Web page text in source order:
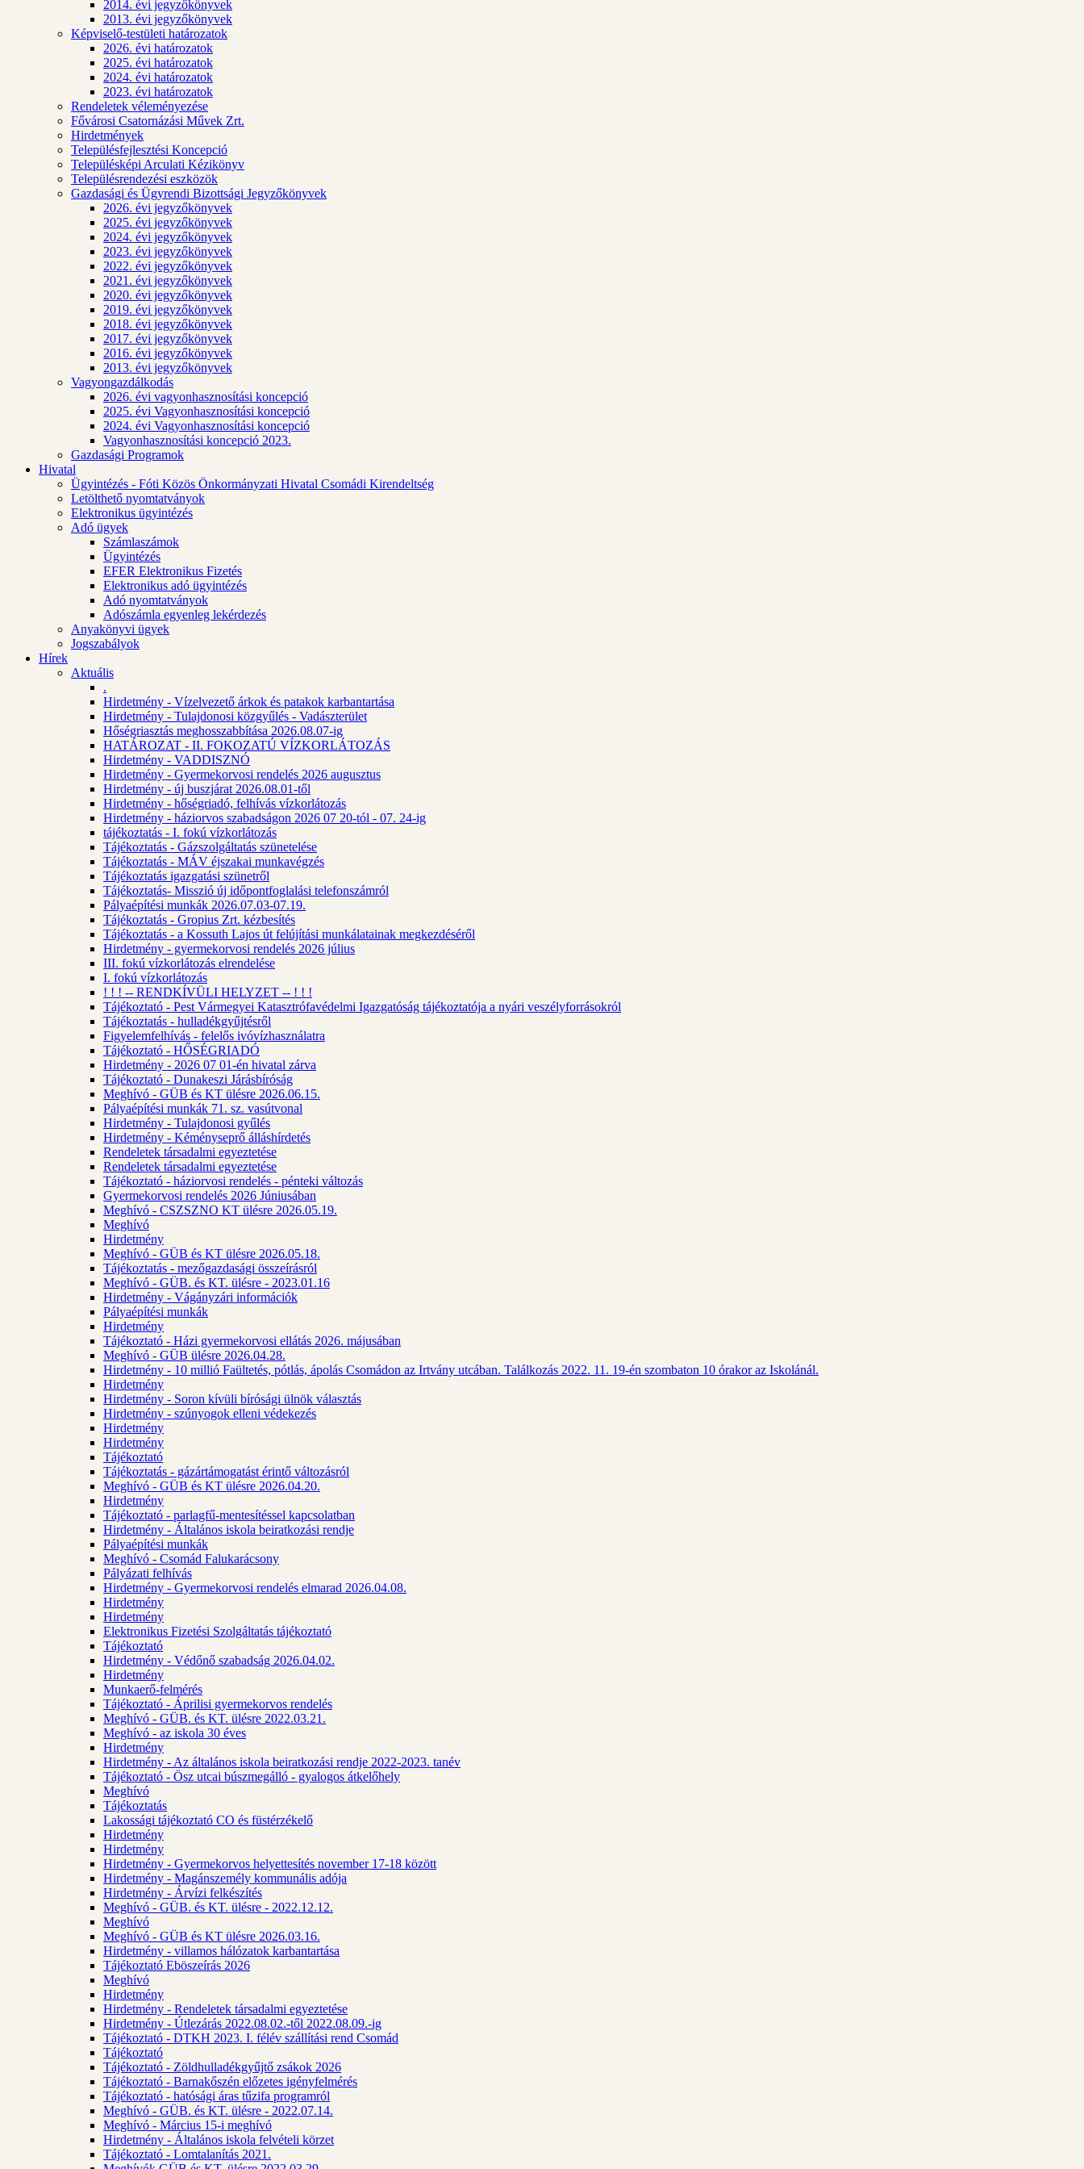
2014. évi jegyzőkönyvek
2013. évi jegyzőkönyvek
Képviselő-testületi határozatok
2026. évi határozatok
2025. évi határozatok
2024. évi határozatok
2023. évi határozatok
Rendeletek véleményezése
Fővárosi Csatornázási Művek Zrt.
Hirdetmények
Településfejlesztési Koncepció
Településképi Arculati Kézikönyv
Településrendezési eszközök
Gazdasági és Ügyrendi Bizottsági Jegyzőkönyvek
2026. évi jegyzőkönyvek
2025. évi jegyzőkönyvek
2024. évi jegyzőkönyvek
2023. évi jegyzőkönyvek
2022. évi jegyzőkönyvek
2021. évi jegyzőkönyvek
2020. évi jegyzőkönyvek
2019. évi jegyzőkönyvek
2018. évi jegyzőkönyvek
2017. évi jegyzőkönyvek
2016. évi jegyzőkönyvek
2013. évi jegyzőkönyvek
Vagyongazdálkodás
2026. évi vagyonhasznosítási koncepció
2025. évi Vagyonhasznosítási koncepció
2024. évi Vagyonhasznosítási koncepció
Vagyonhasznosítási koncepció 2023.
Gazdasági Programok
Hivatal
Ügyintézés - Fóti Közös Önkormányzati Hivatal Csomádi Kirendeltség
Letölthető nyomtatványok
Elektronikus ügyintézés
Adó ügyek
Számlaszámok
Ügyintézés
EFER Elektronikus Fizetés
Elektronikus adó ügyintézés
Adó nyomtatványok
Adószámla egyenleg lekérdezés
Anyakönyvi ügyek
Jogszabályok
Hírek
Aktuális
.
Hirdetmény - Vízelvezető árkok és patakok karbantartása
Hirdetmény - Tulajdonosi közgyűlés - Vadászterület
Hőségriasztás meghosszabbítása 2026.08.07-ig
HATÁROZAT - II. FOKOZATÚ VÍZKORLÁTOZÁS
Hirdetmény - VADDISZNÓ
Hirdetmény - Gyermekorvosi rendelés 2026 augusztus
Hirdetmény - új buszjárat 2026.08.01-től
Hirdetmény - hőségriadó, felhívás vízkorlátozás
Hirdetmény - háziorvos szabadságon 2026 07 20-tól - 07. 24-ig
tájékoztatás - I. fokú vízkorlátozás
Tájékoztatás - Gázszolgáltatás szünetelése
Tájékoztatás - MÁV éjszakai munkavégzés
Tájékoztatás igazgatási szünetről
Tájékoztatás- Misszió új időpontfoglalási telefonszámról
Pályaépítési munkák 2026.07.03-07.19.
Tájékoztatás - Gropius Zrt. kézbesítés
Tájékoztatás - a Kossuth Lajos út felújítási munkálatainak megkezdéséről
Hirdetmény - gyermekorvosi rendelés 2026 július
III. fokú vízkorlátozás elrendelése
I. fokú vízkorlátozás
! ! ! -- RENDKÍVÜLI HELYZET -- ! ! !
Tájékoztató - Pest Vármegyei Katasztrófavédelmi Igazgatóság tájékoztatója a nyári veszélyforrásokról
Tájékoztatás - hulladékgyűjtésről
Figyelemfelhívás - felelős ivóvízhasználatra
Tájékoztató - HŐSÉGRIADÓ
Hirdetmény - 2026 07 01-én hivatal zárva
Tájékoztató - Dunakeszi Járásbíróság
Meghívó - GÜB és KT ülésre 2026.06.15.
Pályaépítési munkák 71. sz. vasútvonal
Hirdetmény - Tulajdonosi gyűlés
Hirdetmény - Kéményseprő álláshírdetés
Rendeletek társadalmi egyeztetése
Rendeletek társadalmi egyeztetése
Tájékoztató - háziorvosi rendelés - pénteki változás
Gyermekorvosi rendelés 2026 Júniusában
Meghívó - CSZSZNO KT ülésre 2026.05.19.
Meghívó
Hirdetmény
Meghívó - GÜB és KT ülésre 2026.05.18.
Tájékoztatás - mezőgazdasági összeírásról
Meghívó - GÜB. és KT. ülésre - 2023.01.16
Hirdetmény - Vágányzári információk
Pályaépítési munkák
Hirdetmény
Tájékoztató - Házi gyermekorvosi ellátás 2026. májusában
Meghívó - GÜB ülésre 2026.04.28.
Hirdetmény - 10 millió Faültetés, pótlás, ápolás Csomádon az Irtvány utcában. Találkozás 2022. 11. 19-én szombaton 10 órakor az Iskolánál.
Hirdetmény
Hirdetmény - Soron kívüli bírósági ülnök választás
Hirdetmény - szúnyogok elleni védekezés
Hirdetmény
Hirdetmény
Tájékoztató
Tájékoztatás - gázártámogatást érintő változásról
Meghívó - GÜB és KT ülésre 2026.04.20.
Hirdetmény
Tájékoztató - parlagfű-mentesítéssel kapcsolatban
Hirdetmény - Általános iskola beiratkozási rendje
Pályaépítési munkák
Meghívó - Csomád Falukarácsony
Pályázati felhívás
Hirdetmény - Gyermekorvosi rendelés elmarad 2026.04.08.
Hirdetmény
Hirdetmény
Elektronikus Fizetési Szolgáltatás tájékoztató
Tájékoztató
Hirdetmény - Védőnő szabadság 2026.04.02.
Hirdetmény
Munkaerő-felmérés
Tájékoztató - Áprilisi gyermekorvos rendelés
Meghívó - GÜB. és KT. ülésre 2022.03.21.
Meghívó - az iskola 30 éves
Hirdetmény
Hirdetmény - Az általános iskola beiratkozási rendje 2022-2023. tanév
Tájékoztató - Ösz utcai búszmegálló - gyalogos átkelőhely
Meghívó
Tájékoztatás
Lakossági tájékoztató CO és füstérzékelő
Hirdetmény
Hirdetmény
Hirdetmény - Gyermekorvos helyettesítés november 17-18 között
Hirdetmény - Magánszemély kommunális adója
Hirdetmény - Árvízi felkészítés
Meghívó - GÜB. és KT. ülésre - 2022.12.12.
Meghívó
Meghívó - GÜB és KT ülésre 2026.03.16.
Hirdetmény - villamos hálózatok karbantartása
Tájékoztató Eböszeírás 2026
Meghívó
Hirdetmény
Hirdetmény - Rendeletek társadalmi egyeztetése
Hirdetmény - Útlezárás 2022.08.02.-től 2022.08.09.-ig
Tájékoztató - DTKH 2023. I. félév szállítási rend Csomád
Tájékoztató
Tájékoztató - Zöldhulladékgyűjtő zsákok 2026
Tájékoztató - Barnakőszén előzetes igényfelmérés
Tájékoztató - hatósági áras tűzifa programról
Meghívó - GÜB. és KT. ülésre - 2022.07.14.
Meghívó - Március 15-i meghívó
Hirdetmény - Általános iskola felvételi körzet
Tájékoztató - Lomtalanítás 2021.